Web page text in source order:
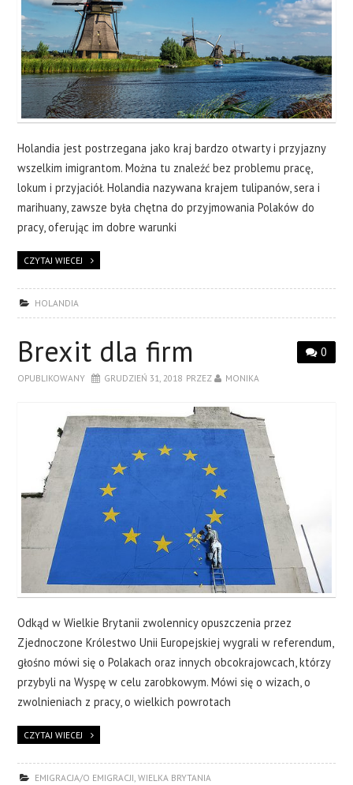
Holandia jest postrzegana jako kraj bardzo otwarty i przyjazny
wszelkim imigrantom. Można tu znaleźć bez problemu pracę,
lokum i przyjaciół. Holandia nazywana krajem tulipanów, sera i
marihuany, zawsze była chętna do przyjmowania Polaków do
pracy, oferując im dobre warunki
CZYTAJ WIECEJ
HOLANDIA
0
Brexit dla firm
OPUBLIKOWANY GRUDZIEŃ 31, 2018 PRZEZ MONIKA
Odkąd w Wielkie Brytanii zwolennicy opuszczenia przez
Zjednoczone Królestwo Unii Europejskiej wygrali w referendum,
głośno mówi się o Polakach oraz innych obcokrajowcach, którzy
przybyli na Wyspę w celu zarobkowym. Mówi się o wizach, o
zwolnieniach z pracy, o wielkich powrotach
CZYTAJ WIECEJ
EMIGRACJA/O EMIGRACJI ,WIELKA BRYTANIA